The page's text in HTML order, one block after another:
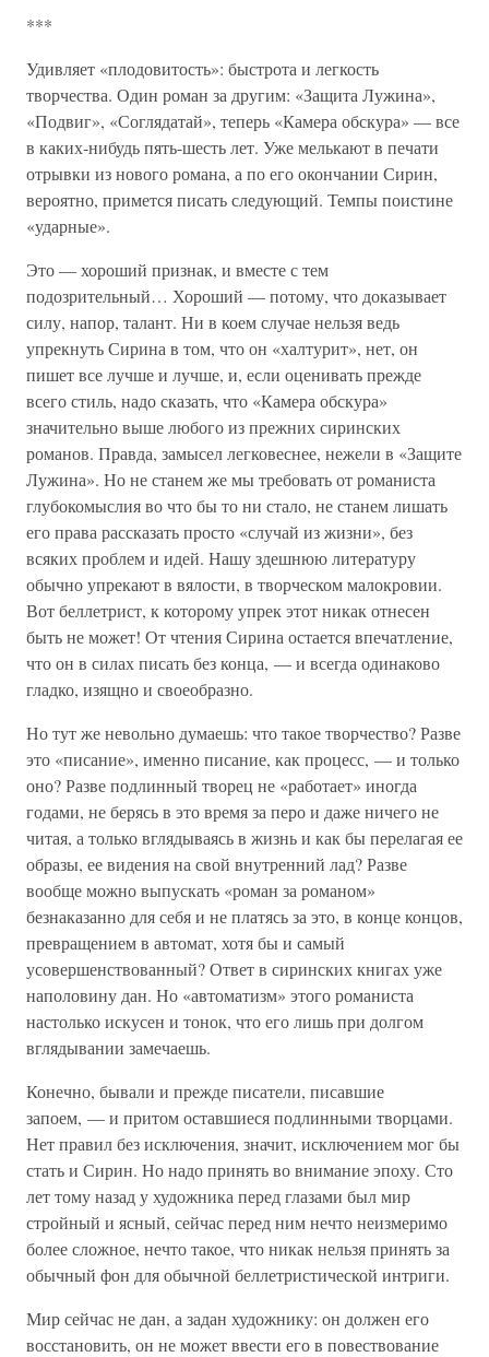
***
Удивляет «плодовитость»: быстрота и легкость
творчества. Один роман за другим: «Защита Лужина»,
«Подвиг», «Соглядатай», теперь «Камера обскура» — все
в каких-нибудь пять-шесть лет. Уже мелькают в печати
отрывки из нового романа, а по его окончании Сирин,
вероятно, примется писать следующий. Темпы поистине
«ударные».
Это — хороший признак, и вместе с тем
подозрительный… Хороший — потому, что доказывает
силу, напор, талант. Ни в коем случае нельзя ведь
упрекнуть Сирина в том, что он «халтурит», нет, он
пишет все лучше и лучше, и, если оценивать прежде
всего стиль, надо сказать, что «Камера обскура»
значительно выше любого из прежних сиринских
романов. Правда, замысел легковеснее, нежели в «Защите
Лужина». Но не станем же мы требовать от романиста
глубокомыслия во что бы то ни стало, не станем лишать
его права рассказать просто «случай из жизни», без
всяких проблем и идей. Нашу здешнюю литературу
обычно упрекают в вялости, в творческом малокровии.
Вот беллетрист, к которому упрек этот никак отнесен
быть не может! От чтения Сирина остается впечатление,
что он в силах писать без конца, — и всегда одинаково
гладко, изящно и своеобразно.
Но тут же невольно думаешь: что такое творчество? Разве
это «писание», именно писание, как процесс, — и только
оно? Разве подлинный творец не «работает» иногда
годами, не берясь в это время за перо и даже ничего не
читая, а только вглядываясь в жизнь и как бы перелагая ее
образы, ее видения на свой внутренний лад? Разве
вообще можно выпускать «роман за романом»
безнаказанно для себя и не платясь за это, в конце концов,
превращением в автомат, хотя бы и самый
усовершенствованный? Ответ в сиринских книгах уже
наполовину дан. Но «автоматизм» этого романиста
настолько искусен и тонок, что его лишь при долгом
вглядывании замечаешь.
Конечно, бывали и прежде писатели, писавшие
запоем, — и притом оставшиеся подлинными творцами.
Нет правил без исключения, значит, исключением мог бы
стать и Сирин. Но надо принять во внимание эпоху. Сто
лет тому назад у художника перед глазами был мир
стройный и ясный, сейчас перед ним нечто неизмеримо
более сложное, нечто такое, что никак нельзя принять за
обычный фон для обычной беллетристической интриги.
Мир сейчас не дан, а задан художнику: он должен его
восстановить, он не может ввести его в повествование